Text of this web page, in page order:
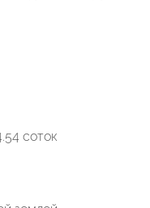
соток